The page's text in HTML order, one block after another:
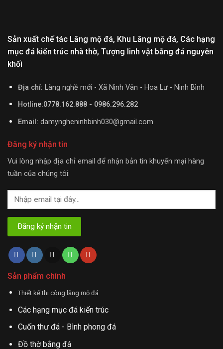
Sản xuất chế tác Lăng mộ đá, Khu Lăng mộ đá, Các hạng
mục đá kiến trúc nhà thờ, Tượng linh vật bằng đá nguyên
khối
Địa chỉ: Làng nghề mới - Xã Ninh Vân - Hoa Lư - Ninh Bình
Hotline:0778.162.888 - 0986.296.282
Email: damyngheninhbinh030@gmail.com
Đăng ký nhận tin
Vui lòng nhập địa chỉ email để nhận bản tin khuyến mại hàng
tuần của chúng tôi:
Sản phẩm chính
Thiết kế thi công lăng mộ đá
Các hạng mục đá kiến trúc
Cuốn thư đá - Bình phong đá
Đồ thờ bằng đá